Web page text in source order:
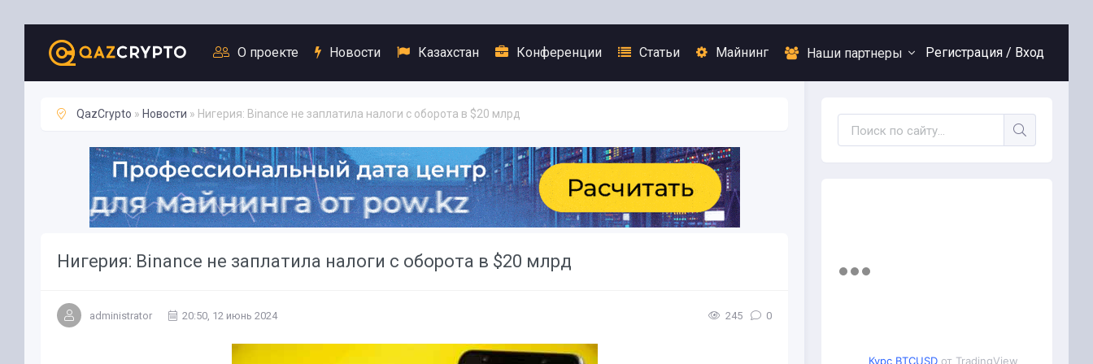
О проекте Новости Казахстан Конференции Статьи Майнинг Наши партнеры Регистрация / Вход
QazCrypto » Новости » Нигерия: Binance не заплатила налоги с оборота в $20 млрд
Нигерия: Binance не заплатила налоги с оборота в $20 млрд
Новости
administrator 20:50, 12 июнь 2024 245 0
Курс BTCUSD от TradingView